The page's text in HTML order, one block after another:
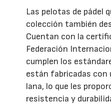
Las pelotas de pádel
colección también
Cuentan con la
Federación
cumplen los
están fabricadas
lana, lo que les
resistencia y